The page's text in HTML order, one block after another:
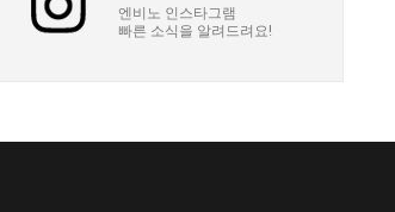
엔비노 인스타그램
빠른 소식을 알려드려요!